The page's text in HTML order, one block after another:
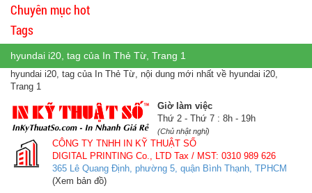
Chuyên mục hot
Tags
hyundai i20, tag của In Thẻ Từ, Trang 1
hyundai i20, tag của In Thẻ Từ, nội dung mới nhất về hyundai i20,
Trang 1
Giờ làm việc
Thứ 2 - Thứ 7 : 8h - 19h
(Chủ nhật nghỉ)
CÔNG TY TNHH IN KỸ THUẬT SỐ
DIGITAL PRINTING Co., LTD Tax / MST: 0310 989 626
365 Lê Quang Định, phường 5, quận Bình Thạnh, TPHCM
(Xem bản đồ)